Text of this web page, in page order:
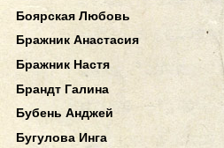
Боярская Любовь
Бражник Анастасия
Бражник Настя
Брандт Галина
Бубень Анджей
Бугулова Инга